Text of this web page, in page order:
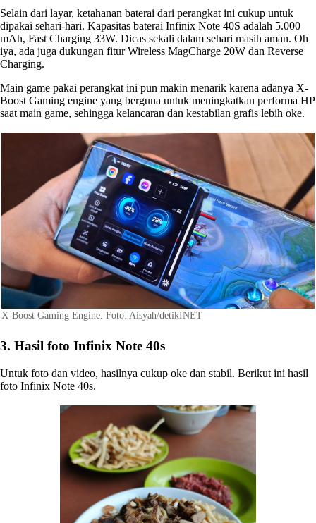
Selain dari layar, ketahanan baterai dari perangkat ini cukup untuk
dipakai sehari-hari. Kapasitas baterai Infinix Note 40S adalah 5.000
mAh, Fast Charging 33W. Dicas sekali dalam sehari masih aman. Oh
iya, ada juga dukungan fitur Wireless MagCharge 20W dan Reverse
Charging.
Main game pakai perangkat ini pun makin menarik karena adanya X-
Boost Gaming engine yang berguna untuk meningkatkan performa HP
saat main game, sehingga kelancaran dan kestabilan grafis lebih oke.
X-Boost Gaming Engine. Foto: Aisyah/detikINET
3. Hasil foto Infinix Note 40s
Untuk foto dan video, hasilnya cukup oke dan stabil. Berikut ini hasil
foto Infinix Note 40s.